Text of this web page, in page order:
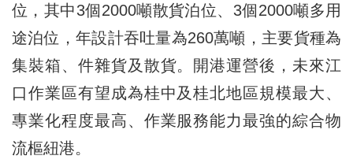
位，其中3個2000噸散貨泊位、3個2000噸多用
途泊位，年設計吞吐量為260萬噸，主要貨種為
集裝箱、件雜貨及散貨。開港運營後，未來江
口作業區有望成為桂中及桂北地區規模最大、
專業化程度最高、作業服務能力最強的綜合物
流樞紐港。